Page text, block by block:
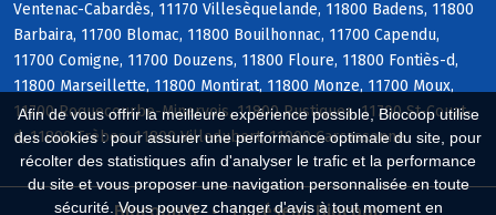
Afin de vous offrir la meilleure expérience possible, Biocoop utilise
des cookies : pour assurer une performance optimale du site, pour
récolter des statistiques afin d'analyser le trafic et la performance
du site et vous proposer une navigation personnalisée en toute
sécurité. Vous pouvez changer d'avis à tout moment en
Ventenac-Cabardès, 11170 Villesèquelande, 11800 Badens, 11800
Barbaira, 11700 Blomac, 11800 Bouilhonnac, 11700 Capendu,
11700 Comigne, 11700 Douzens, 11800 Floure, 11800 Fontiès-d,
11800 Marseillette, 11800 Montirat, 11800 Monze, 11700 Moux,
11700 Roquecourbe-Minervois, 11800 Rustiques, 11700 St-Couat-
d, 11800 Trèbes, 11800 Villedubert, 11000 Carcassonne